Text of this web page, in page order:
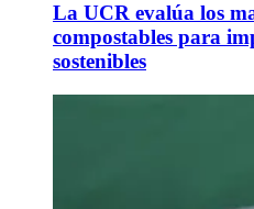
La UCR evalúa los
compostables para
sostenibles